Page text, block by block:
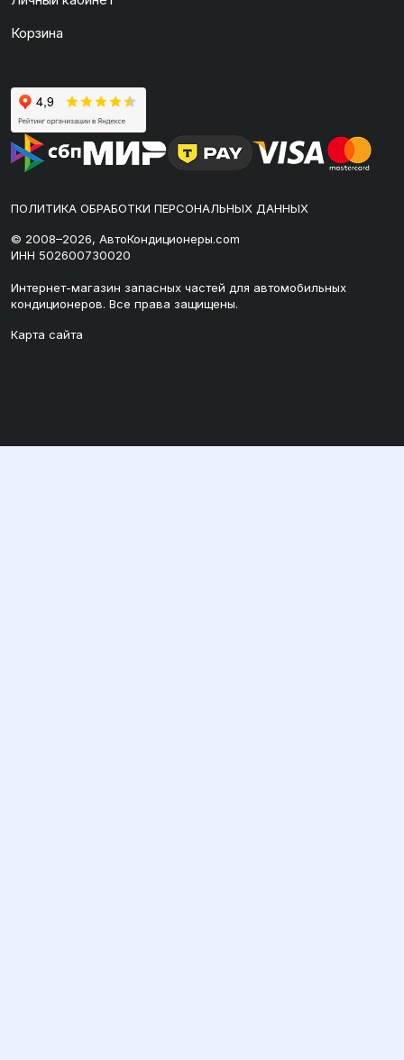
Корзина
ПОЛИТИКА ОБРАБОТКИ ПЕРСОНАЛЬНЫХ ДАННЫХ
© 2008–2026, АвтоКондиционеры.com
ИНН 502600730020
Интернет-магазин запасных частей для автомобильных
кондиционеров. Все права защищены.
Карта сайта